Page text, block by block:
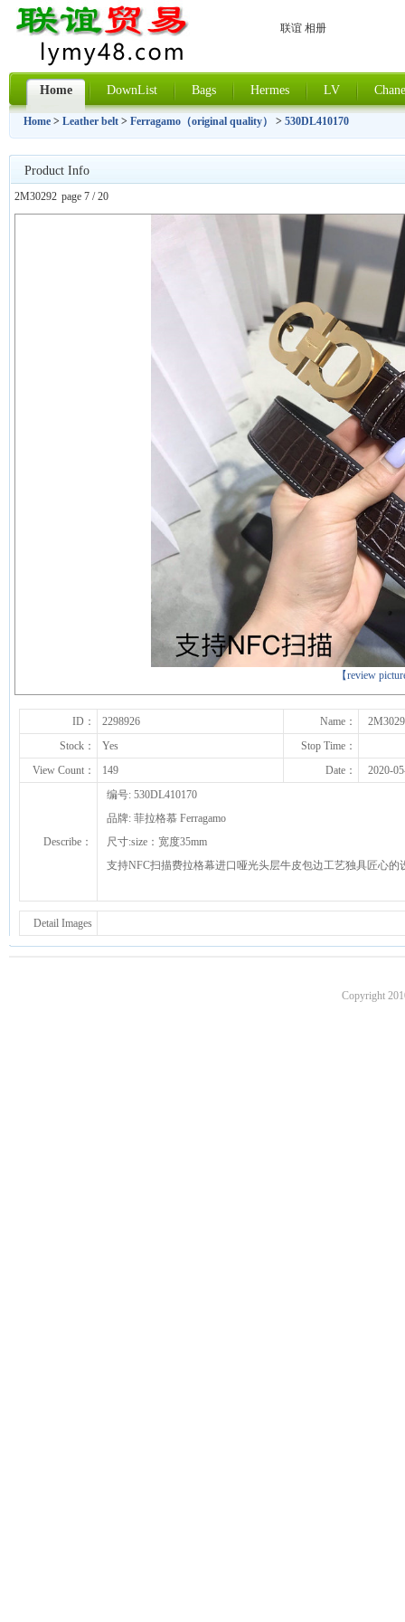
联谊 相册
Home DownList Bags Hermes LV
Home > Leather belt > Ferragamo（original quality） > 530DL410170
Product Info
2M30292 page 7 / 20
【review
下一张
ID： 2298926 Name：
Stock：
Yes
Stop Time：
View Count：
149 Date： 2020-
Describe：
编号: 530DL410170
品牌: 菲拉格慕 Ferragamo
尺寸:size：宽度35mm
支持NFC扫描费拉格幕进口哑光头层牛皮包边工艺独具匠心
Detail Images
Copyright